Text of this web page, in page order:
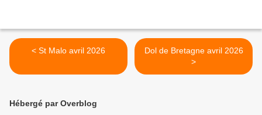
< St Malo avril 2026
Dol de Bretagne avril 2026
>
Hébergé par Overblog